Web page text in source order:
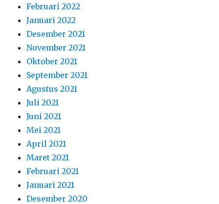
Februari 2022
Januari 2022
Desember 2021
November 2021
Oktober 2021
September 2021
Agustus 2021
Juli 2021
Juni 2021
Mei 2021
April 2021
Maret 2021
Februari 2021
Januari 2021
Desember 2020